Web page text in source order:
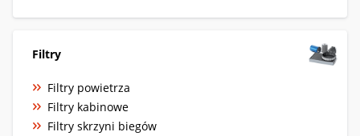
Filtry
Filtry powietrza
Filtry kabinowe
Filtry skrzyni biegów